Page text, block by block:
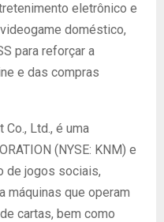
eletrônico e
doméstico,
para reforçar a
e das compras
Ltd., é uma
(NYSE: KNM) e
de jogos sociais,
máquinas que operam
cartas, bem como